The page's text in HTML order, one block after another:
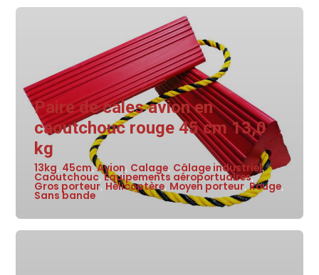
Paire de cales avion en
caoutchouc rouge 45 cm 13,0
kg
13kg, 45cm,Avion, Calage, Câlage industriel,
Caoutchouc,Équipements aéroportuaires,
Gros porteur, Hélicoptère, Moyen porteur,Rouge,
Sans bande